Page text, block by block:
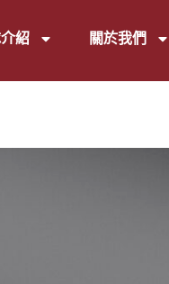
紹 關於我們